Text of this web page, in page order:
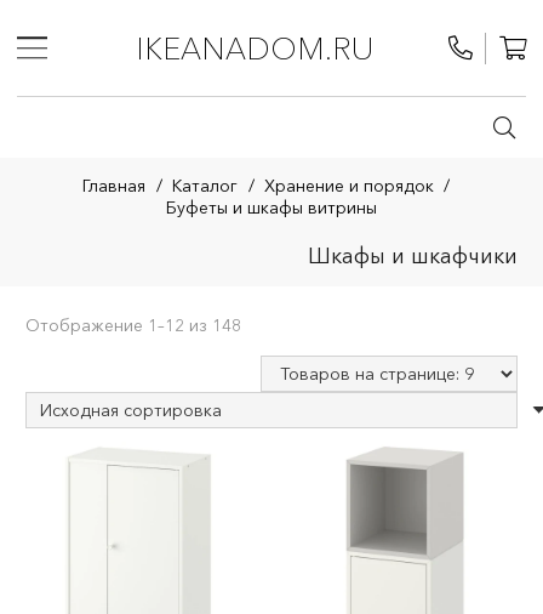
IKEANADOM.RU
Главная / Каталог / Хранение и порядок /
Буфеты и шкафы витрины
Шкафы и шкафчики
Отображение 1–12 из 148